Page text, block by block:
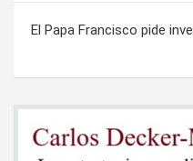
entradas
El Papa Francisco pide